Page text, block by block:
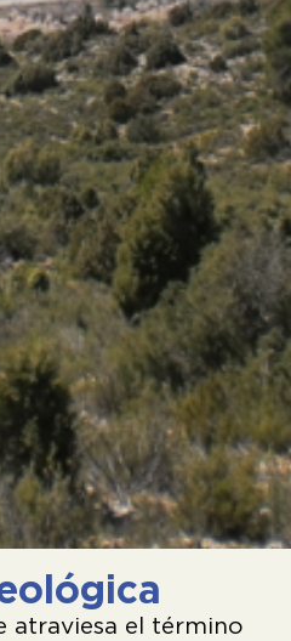
atraviesa el término